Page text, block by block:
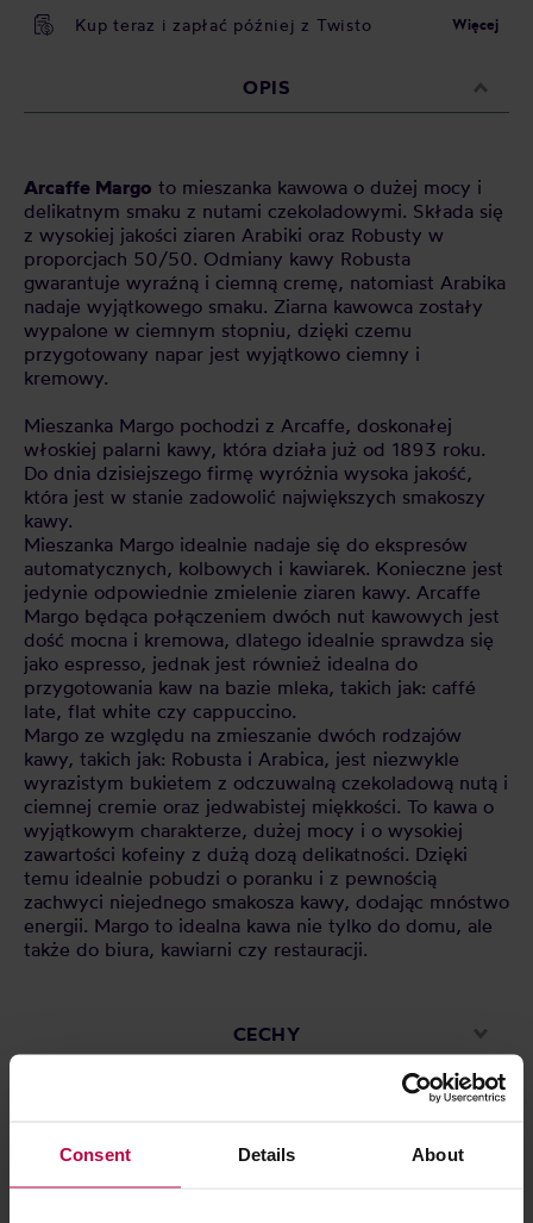
Consent Details About
Kup teraz i zapłać później z Twisto Więcej
OPIS
Arcaffe Margo to mieszanka kawowa o dużej mocy i
delikatnym smaku z nutami czekoladowymi. Składa się
z wysokiej jakości ziaren Arabiki oraz Robusty w
proporcjach 50/50. Odmiany kawy Robusta
gwarantuje wyraźną i ciemną cremę, natomiast Arabika
nadaje wyjątkowego smaku. Ziarna kawowca zostały
wypalone w ciemnym stopniu, dzięki czemu
przygotowany napar jest wyjątkowo ciemny i
kremowy.
Mieszanka Margo pochodzi z Arcaffe, doskonałej
włoskiej palarni kawy, która działa już od 1893 roku.
Do dnia dzisiejszego firmę wyróżnia wysoka jakość,
która jest w stanie zadowolić największych smakoszy
kawy.
Mieszanka Margo idealnie nadaje się do ekspresów
automatycznych, kolbowych i kawiarek. Konieczne jest
jedynie odpowiednie zmielenie ziaren kawy. Arcaffe
Margo będąca połączeniem dwóch nut kawowych jest
dość mocna i kremowa, dlatego idealnie sprawdza się
jako espresso, jednak jest również idealna do
przygotowania kaw na bazie mleka, takich jak: caffé
late, flat white czy cappuccino.
Margo ze względu na zmieszanie dwóch rodzajów
kawy, takich jak: Robusta i Arabica, jest niezwykle
wyrazistym bukietem z odczuwalną czekoladową nutą i
ciemnej cremie oraz jedwabistej miękkości. To kawa o
wyjątkowym charakterze, dużej mocy i o wysokiej
zawartości kofeiny z dużą dozą delikatności. Dzięki
temu idealnie pobudzi o poranku i z pewnością
zachwyci niejednego smakosza kawy, dodając mnóstwo
energii. Margo to idealna kawa nie tylko do domu, ale
także do biura, kawiarni czy restauracji.
CECHY